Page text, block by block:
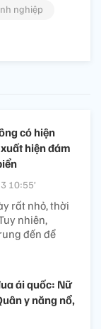
nghiệp
có hiện
hiện đám
10:55’
rất nhỏ, thời
nhiên,
đến để
ái quốc: Nữ
y năng nổ,